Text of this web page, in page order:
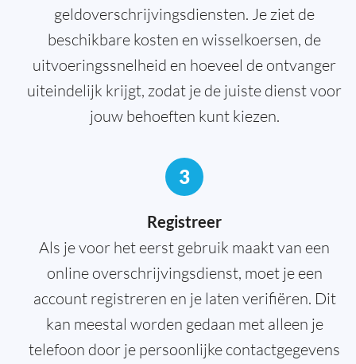
geldoverschrijvingsdiensten. Je ziet de
beschikbare kosten en wisselkoersen, de
uitvoeringssnelheid en hoeveel de ontvanger
uiteindelijk krijgt, zodat je de juiste dienst voor
jouw behoeften kunt kiezen.
3
Registreer
Als je voor het eerst gebruik maakt van een
online overschrijvingsdienst, moet je een
account registreren en je laten verifiëren. Dit
kan meestal worden gedaan met alleen je
telefoon door je persoonlijke contactgegevens